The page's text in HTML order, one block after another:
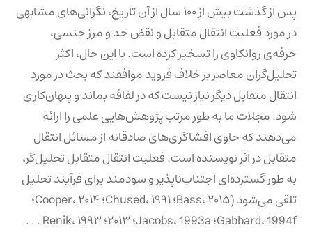
پس از گذشت بیش از ۱۰۰ سال از آن تاریخ، نگرانی‌های مشابهی
در مورد فعلیت انتقال متقابل و نقض حد و مرز جنسی،
حرفه‌ی روانکاوی را تسخیر کرده است. با این حال، اکثر
تحلیل‌گران معاصر بر خلاف فروید موافقند که بحث در مورد
انتقال متقابل دیگر نیاز نیست که در لفافه بماند و پنهان‌کاری
شود. مجلات ما به طور مرتب پژوهش‌هایی علمی را ارائه
می‌دهند که حاوی افشاگری‌های صادقانه از مسائل انتقال
متقابل در اثر نویسنده است. فعلیت انتقال متقابل تحلیل‌گر،
به طور گسترده‌ای اجتناب‌ناپذیر و سودمند برای فرآیند تحلیل
تلقی می‌شود (Bass، ۲۰۱۵؛ Chused، ۱۹۹۱؛ Cooper، ۲۰۱۴؛
Gabbard، 1994f؛ Jacobs، 1993a؛ ۲۰۱۳؛ Renik، ۱۹۹۳ . . .